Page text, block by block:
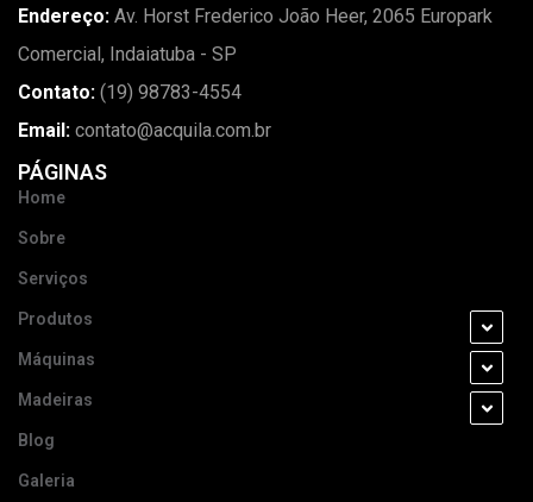
Endereço: Av. Horst Frederico João Heer, 2065 Europark
Comercial, Indaiatuba - SP
Contato: (19) 98783-4554
Email: contato@acquila.com.br
PÁGINAS
Home
Sobre
Serviços
Produtos
Máquinas
Madeiras
Blog
Galeria